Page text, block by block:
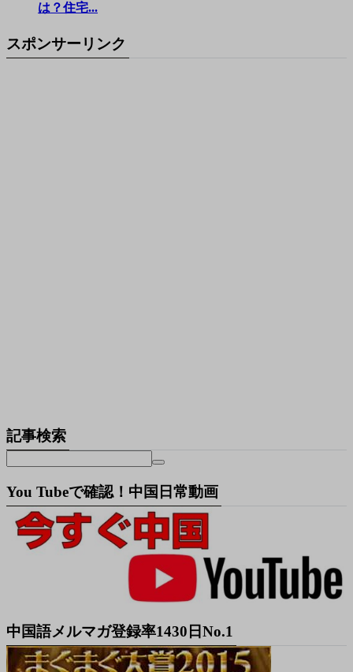
は？住宅...
スポンサーリンク
記事検索
You Tubeで確認！中国日常動画
中国語メルマガ登録率1430日No.1